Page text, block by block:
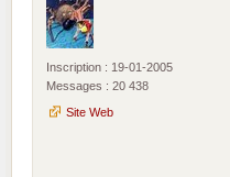
Inscription : 19-01-2005
Messages : 20 438
Site Web